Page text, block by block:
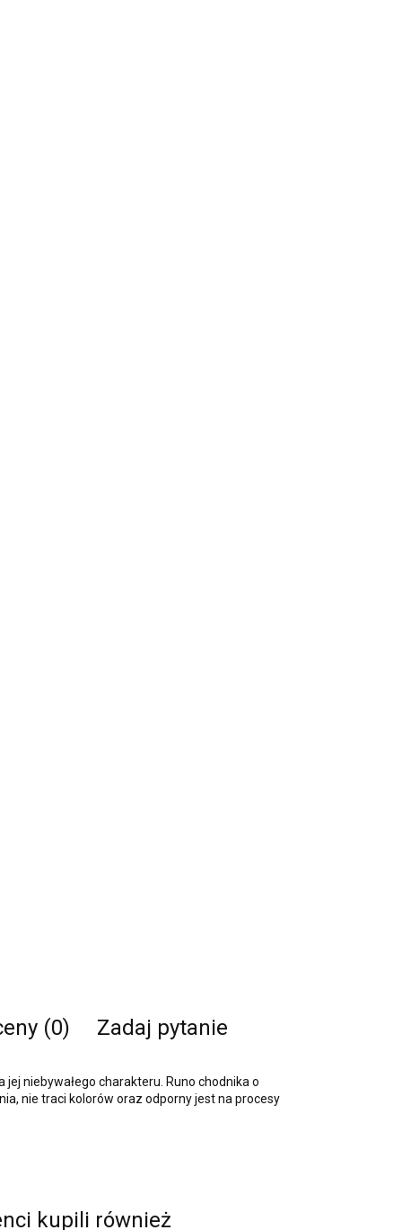
(0) Zadaj pytanie
jej niebywałego charakteru. Runo chodnika o
nie traci kolorów oraz odporny jest na procesy
kupili również